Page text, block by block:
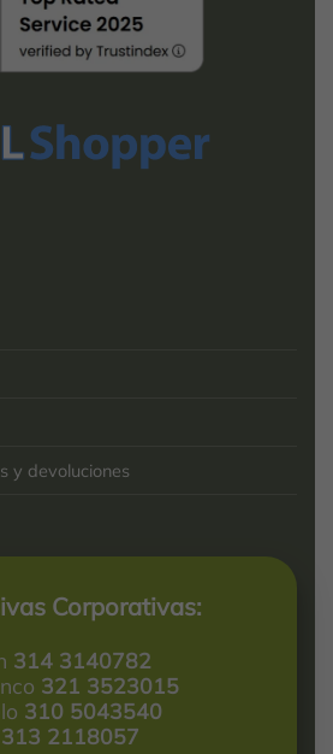
y devoluciones
Corporativas:
314 3140782
321 3523015
310 5043540
313 2118057